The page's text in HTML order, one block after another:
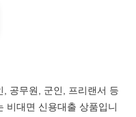
, 공무원, 군인, 프리랜서 등
비대면 신용대출 상품입니